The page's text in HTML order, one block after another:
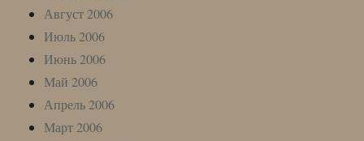
Август 2006
Июль 2006
Июнь 2006
Май 2006
Апрель 2006
Март 2006